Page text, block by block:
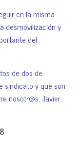
en la misma
desmovilización y
del
de dos de
sindicato y que son
nosotr@s, Javier